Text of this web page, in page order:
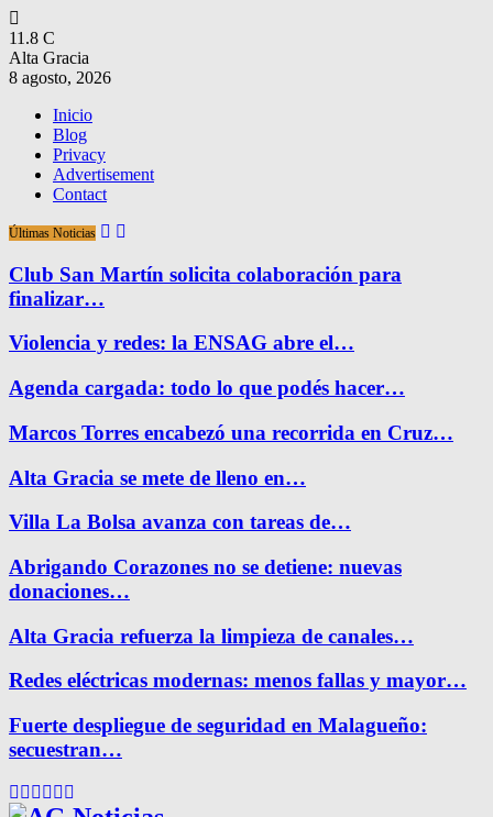
11.8 C
Alta Gracia
8 agosto, 2026
Inicio
Blog
Privacy
Advertisement
Contact
Últimas Noticias
Club San Martín solicita colaboración para
finalizar…
Violencia y redes: la ENSAG abre el…
Agenda cargada: todo lo que podés hacer…
Marcos Torres encabezó una recorrida en Cruz…
Alta Gracia se mete de lleno en…
Villa La Bolsa avanza con tareas de…
Abrigando Corazones no se detiene: nuevas
donaciones…
Alta Gracia refuerza la limpieza de canales…
Redes eléctricas modernas: menos fallas y mayor…
Fuerte despliegue de seguridad en Malagueño:
secuestran…
Facebook
Twitter
Instagram
Pinterest
Google